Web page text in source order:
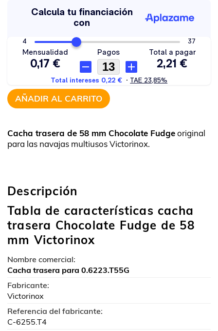
AÑADIR AL CARRITO
Cacha trasera de 58 mm Chocolate Fudgeoriginal
para las navajas multiusos Victorinox.
Descripción
Tabla de características cacha
trasera Chocolate Fudge de 58
mm Victorinox
Nombre comercial:
Cacha trasera para 0.6223.T55G
Fabricante:
Victorinox
Referencia del fabricante:
C-6255.T4